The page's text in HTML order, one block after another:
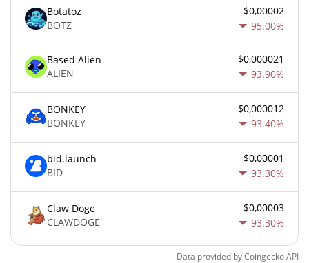
Botatoz
BOTZ
$0,00002
95.00%
Based Alien
ALIEN
$0,000021
93.90%
BONKEY
BONKEY
$0,000012
93.40%
bid.launch
BID
$0,00001
93.30%
Claw Doge
CLAWDOGE
$0,00003
93.30%
Data provided byCoingeckoAPI